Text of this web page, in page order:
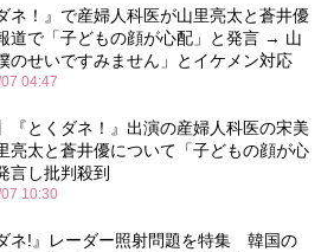
ネ！』で産婦人科医が山里亮太と蒼井優
道で「子どもの顔が心配」と発言 → 山
のせいですみません」とイケメン対応
04:47
『とくダネ！』出演の産婦人科医の宋美
亮太と蒼井優について「子どもの顔が心
言し批判殺到
10:30
ダネ!』レーダー照射問題を特集 韓国の